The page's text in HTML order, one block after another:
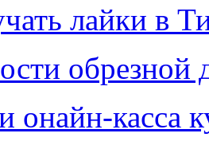
лайки в
обрезной
онайн-касса